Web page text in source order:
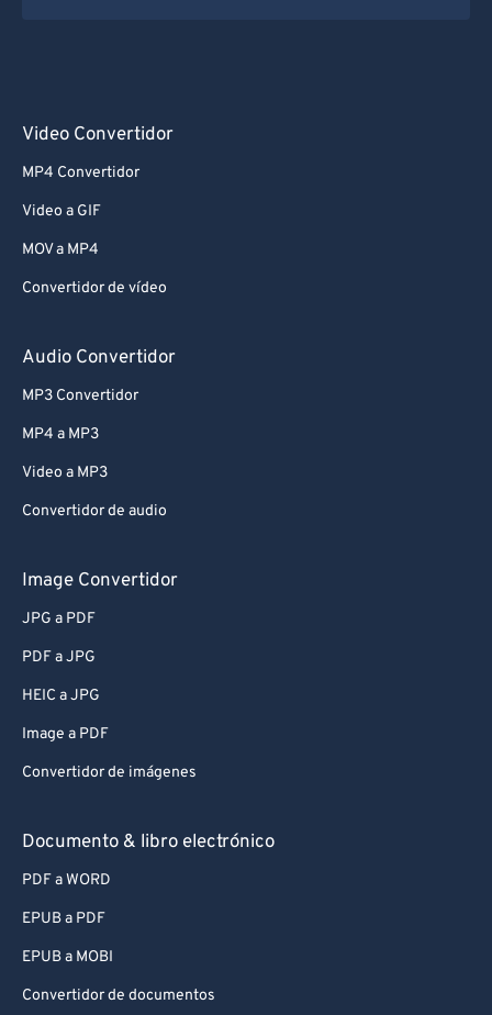
Video Convertidor
MP4 Convertidor
Video a GIF
MOV a MP4
Convertidor de vídeo
Audio Convertidor
MP3 Convertidor
MP4 a MP3
Video a MP3
Convertidor de audio
Image Convertidor
JPG a PDF
PDF a JPG
HEIC a JPG
Image a PDF
Convertidor de imágenes
Documento & libro electrónico
PDF a WORD
EPUB a PDF
EPUB a MOBI
Convertidor de documentos